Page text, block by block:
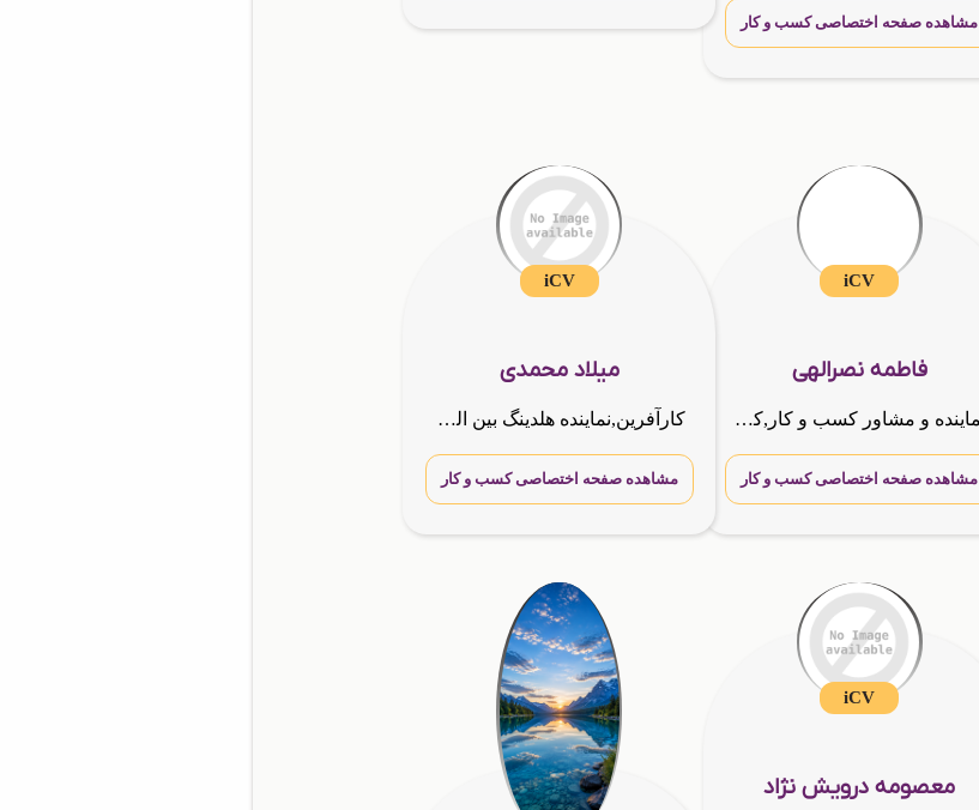
مشاهده صفحه اختصاصی کسب و کار
iCV
فاطمه نصرالهی
نماینده و مشاور کسب و کار,کارشناس رسمی هلدینگ بین المللی G.T.N.A و برترین طراح رزومه گوگل
مشاهده صفحه اختصاصی کسب و کار
iCV
میلاد محمدی
کارآفرین,نماینده هلدینگ بین المللیG.T.N.A,مشاور کسب و کارها
مشاهده صفحه اختصاصی کسب و کار
iCV
معصومه درویش نژاد